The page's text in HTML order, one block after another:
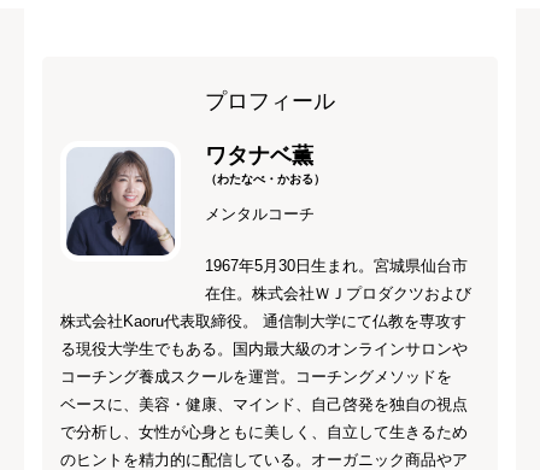
プロフィール
ワタナベ薫
（わたなべ・かおる）
メンタルコーチ
1967年5月30日生まれ。宮城県仙台市
在住。株式会社ＷＪプロダクツおよび
株式会社Kaoru代表取締役。 通信制大学にて仏教を専攻す
る現役大学生でもある。国内最大級のオンラインサロンや
コーチング養成スクールを運営。コーチングメソッドを
ベースに、美容・健康、マインド、自己啓発を独自の視点
で分析し、女性が心身ともに美しく、自立して生きるため
のヒントを精力的に配信している。オーガニック商品やア